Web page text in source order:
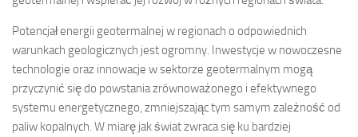
Potencjał energii geotermalnej w regionach o odpowiednich
warunkach geologicznych jest ogromny. Inwestycje w nowoczesne
technologie oraz innowacje w sektorze geotermalnym mogą
przyczynić się do powstania zrównoważonego i efektywnego
systemu energetycznego, zmniejszając tym samym zależność od
paliw kopalnych. W miarę jak świat zwraca się ku bardziej